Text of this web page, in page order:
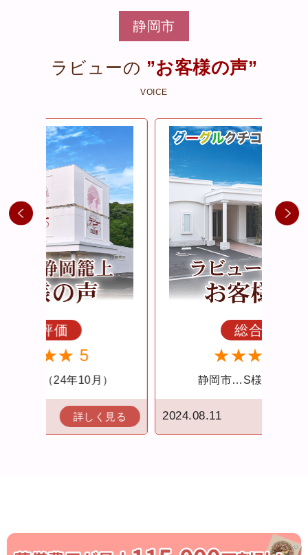
静岡市
ラビューの ”お客様の声”
VOICE
静岡市…S様（24年8月）
2024.08.11 詳しく見る